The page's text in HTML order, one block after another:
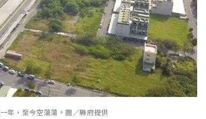
年，至今空蕩蕩。圖／縣府提供